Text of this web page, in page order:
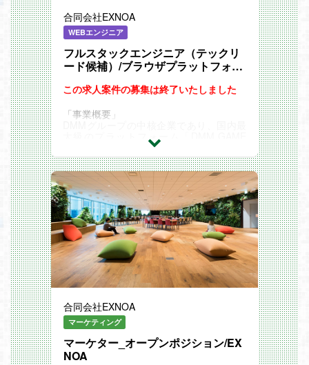
合同会社EXNOA
WEBエンジニア
フルスタックエンジニア（テックリ
ード候補）/ブラウザプラットフォー
この求人案件の募集は終了いたしました
「事業概要」
大級のプラットフォーム「DMM GAME
S」を運営しています。
プラットフォーム事業に、パブリッシング
事業、コンテンツ事業、海外事業、投資事
業の5つの事業を展開しています。
PCやスマートフォンなど複数デバイスで
オンラインゲームやダウンロードゲームを
遊べる、登録ユーザー3,500万人超のプラ
ットフォーム「DMM GAMES」を開発・
運営しています。
・国内最大級のゲームプラットフォーム
・運営中のオンラインゲーム250本超
・提供中のダウンロードゲーム13,000本
超
ブラウザプラットフォーム開発部は、ブラ
ウザプラットフォームにおける横断的なシ
ステム開発・運用を担う部署です。複数の
事業部やプロダクトチームにまたがる共通
基盤の開発・改善を推進しており、レコメ
ンドエンジン、CMS、マイクロサービス
群など多岐にわたるシステムを管理してい
合同会社EXNOA
マーケティング
マーケター_オープンポジション/EX
NOA